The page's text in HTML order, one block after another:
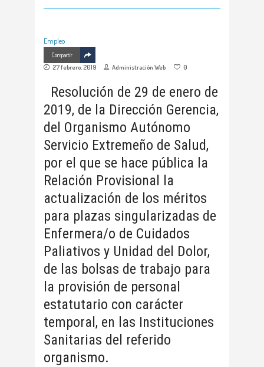
Empleo
Compartir
27 febrero, 2019 Administración Web 0
Resolución de 29 de enero de
2019, de la Dirección Gerencia,
del Organismo Autónomo
Servicio Extremeño de Salud,
por el que se hace pública la
Relación Provisional la
actualización de los méritos
para plazas singularizadas de
Enfermera/o de Cuidados
Paliativos y Unidad del Dolor,
de las bolsas de trabajo para
la provisión de personal
estatutario con carácter
temporal, en las Instituciones
Sanitarias del referido
organismo.